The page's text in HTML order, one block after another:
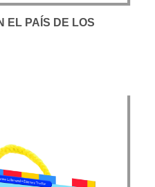
EL PAÍS DE LOS